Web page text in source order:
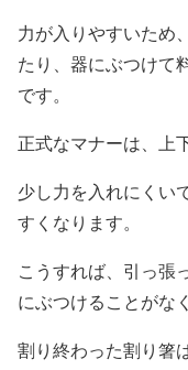
力が入りやすいため
たり、器にぶつけて
です。
正式なマナーは、上
少し力を入れにくい
すくなります。
こうすれば、引っ張
にぶつけることがな
割り終わった割り箸